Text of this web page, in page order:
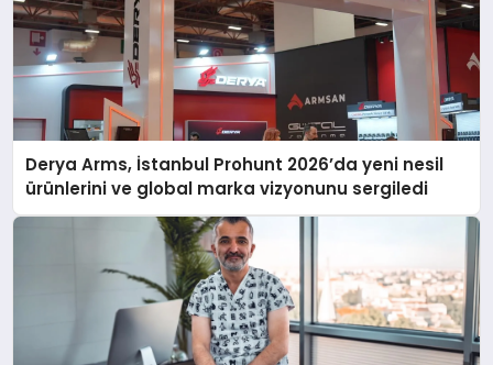
Derya Arms, İstanbul Prohunt 2026’da yeni nesil
ürünlerini ve global marka vizyonunu sergiledi